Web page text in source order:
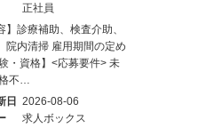
正社員
】診療補助、検査介助、
院内清掃 雇用期間の定め
・資格】<応募要件> 未
不…
日 2026-08-06
求人ボックス